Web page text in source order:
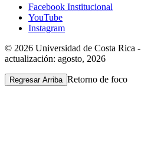
Facebook Institucional
YouTube
Instagram
© 2026 Universidad de Costa Rica -
actualización: agosto, 2026
Regresar Arriba Retorno de foco